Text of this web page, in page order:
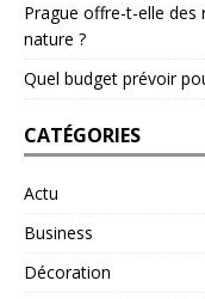
Prague offre-t-elle des
nature ?
Quel budget prévoir
CATÉGORIES
Actu
Business
Décoration